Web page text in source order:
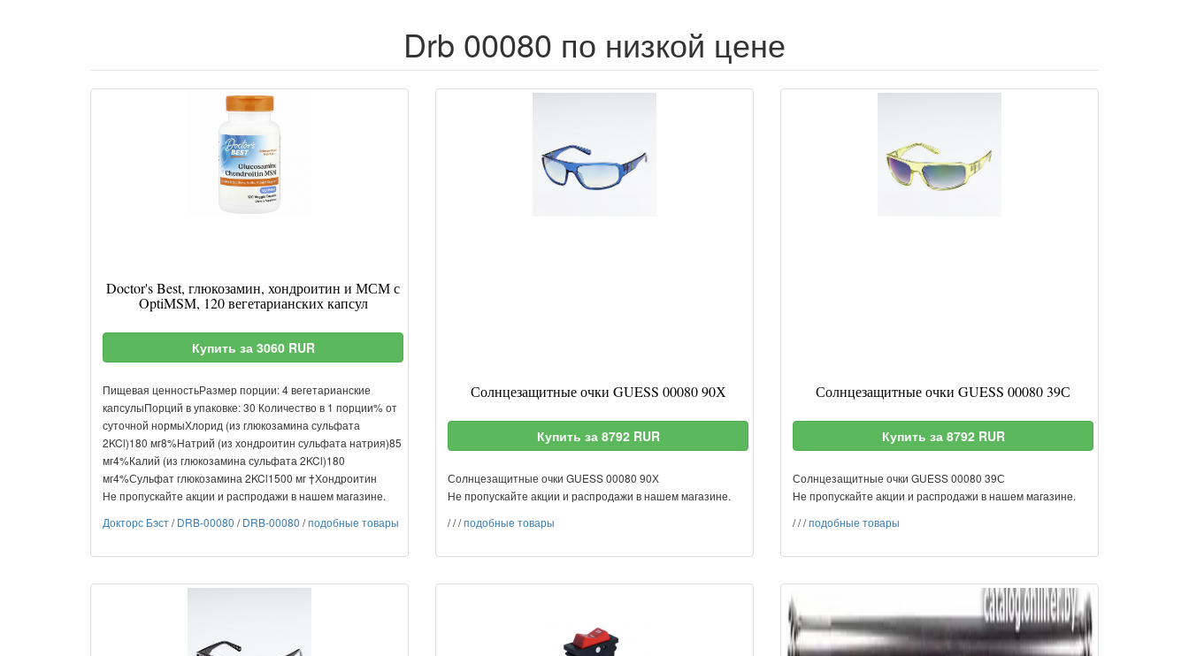
Drb 00080 по низкой цене
Doctor's Best, глюкозамин, хондроитин и МСМ с
OptiMSM, 120 вегетарианских капсул
Купить за 3060 RUR
Пищевая ценностьРазмер порции: 4 вегетарианские
капсулыПорций в упаковке: 30 Количество в 1 порции% от
суточной нормыХлорид (из глюкозамина сульфата
2KCl)180 мг8%Натрий (из хондроитин сульфата натрия)85
мг4%Калий (из глюкозамина сульфата 2KCl)180
мг4%Сульфат глюкозамина 2KCl1500 мг †Хондроитин
Не пропускайте акции и распродажи в нашем магазине.
Докторс Бэст/DRB-00080 /DRB-00080 /подобные товары
Солнцезащитные очки GUESS 00080 90Х
Купить за 8792 RUR
Солнцезащитные очки GUESS 00080 90Х
Не пропускайте акции и распродажи в нашем магазине.
///подобные товары
Солнцезащитные очки GUESS 00080 39С
Купить за 8792 RUR
Солнцезащитные очки GUESS 00080 39С
Не пропускайте акции и распродажи в нашем магазине.
///подобные товары